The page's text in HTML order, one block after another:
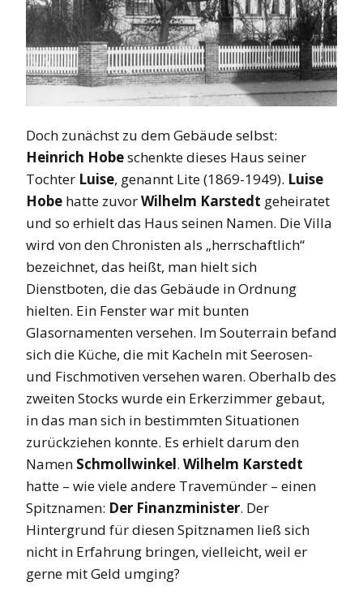
Doch zunächst zu dem Gebäude selbst:
Heinrich Hobeschenkte dieses Haus seiner
Tochter Luise, genannt Lite (1869-1949). Luise
Hobe hatte zuvorWilhelm Karstedt geheiratet
und so erhielt das Haus seinen Namen. Die Villa
wird von den Chronisten als „herrschaftlich“
bezeichnet, das heißt, man hielt sich
Dienstboten, die das Gebäude in Ordnung
hielten. Ein Fenster war mit bunten
Glasornamenten versehen. Im Souterrain befand
sich die Küche, die mit Kacheln mit Seerosen-
und Fischmotiven versehen waren. Oberhalb des
zweiten Stocks wurde ein Erkerzimmer gebaut,
in das man sich in bestimmten Situationen
zurückziehen konnte. Es erhielt darum den
Namen Schmollwinkel. Wilhelm Karstedt
hatte – wie viele andere Travemünder – einen
Spitznamen: Der Finanzminister. Der
Hintergrund für diesen Spitznamen ließ sich
nicht in Erfahrung bringen, vielleicht, weil er
gerne mit Geld umging?